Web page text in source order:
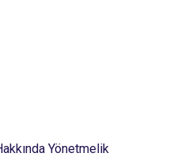
Yönetmelik